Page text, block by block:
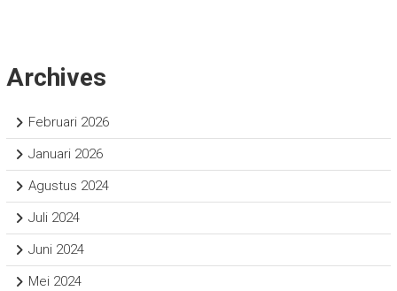
Archives
Februari 2026
Januari 2026
Agustus 2024
Juli 2024
Juni 2024
Mei 2024